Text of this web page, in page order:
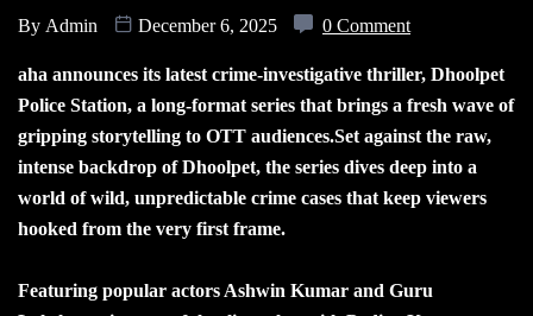
By Admin December 6, 2025 0 Comment
aha announces its latest crime-investigative thriller, Dhoolpet
Police Station, a long-format series that brings a fresh wave of
gripping storytelling to OTT audiences.Set against the raw,
intense backdrop of Dhoolpet, the series dives deep into a
world of wild, unpredictable crime cases that keep viewers
hooked from the very first frame.
Featuring popular actors Ashwin Kumar and Guru